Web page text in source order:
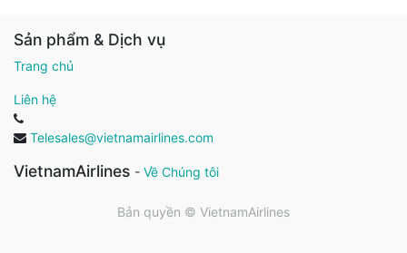
Sản phẩm & Dịch vụ
Trang chủ
Liên hệ
Telesales@vietnamairlines.com
VietnamAirlines - Về Chúng tôi
Bản quyền © VietnamAirlines